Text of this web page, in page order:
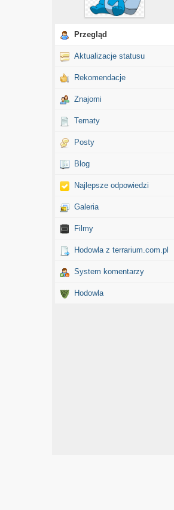
Przegląd
Aktualizacje statusu
Rekomendacje
Znajomi
Tematy
Posty
Blog
Najlepsze odpowiedzi
Galeria
Filmy
Hodowla z terrarium.com.pl
System komentarzy
Hodowla